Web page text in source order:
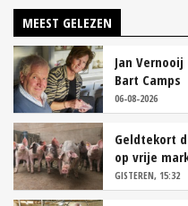
MEEST GELEZEN
Jan
Bart Camps
06-08-2026
Geldtekort
op vrije
GISTEREN, 15:32